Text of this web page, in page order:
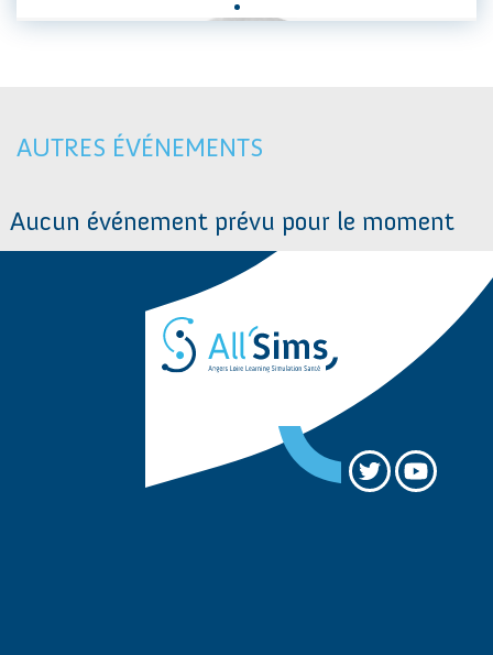
AUTRES ÉVÉNEMENTS
Aucun événement prévu pour le moment